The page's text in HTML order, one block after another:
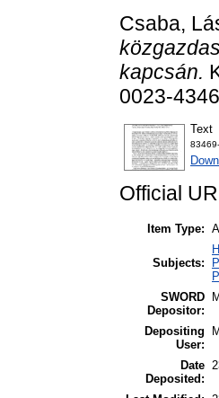
Csaba,
kapcsán.
0023-
Text
Official
Item Type:
Subjects:
SWORD
Depositor:
Depositing
User:
Date
Deposited: